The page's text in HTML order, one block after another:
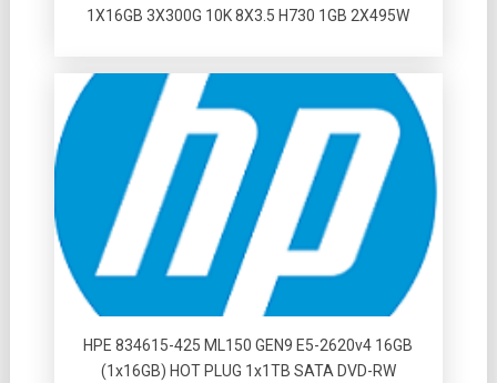
1X16GB 3X300G 10K 8X3.5 H730 1GB 2X495W
HPE 834615-425 ML150 GEN9 E5-2620v4 16GB
(1x16GB) HOT PLUG 1x1TB SATA DVD-RW